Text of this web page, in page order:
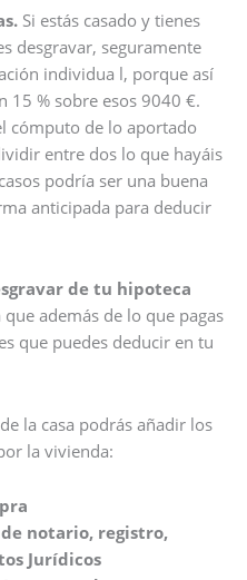
Si estás casado y tienes
desgravar, seguramente
individua l, porque así
15 % sobre esos 9040 €.
cómputo de lo aportado
entre dos lo que hayáis
podría ser una buena
anticipada para deducir
de tu hipoteca
además de lo que pagas
que puedes deducir en tu
la casa podrás añadir los
la vivienda:
notario, registro,
Jurídicos